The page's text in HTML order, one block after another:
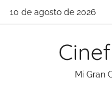
Saltar
10 de agosto de 2026
Mi Gran